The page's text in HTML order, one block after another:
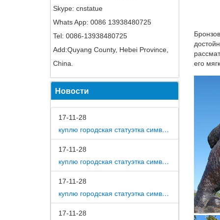
Skype: cnstatue
Whats App: 0086 13938480725
Tel: 0086-13938480725
Add:Quyang County, Hebei Province,
China.
Новости
17-11-28
куплю городская статуэтка символ собака в дом
17-11-28
куплю городская статуэтка символ собака в метро москвы
17-11-28
куплю городская статуэтка символ собака на площади революции
17-11-28
Книга:
ничего
его